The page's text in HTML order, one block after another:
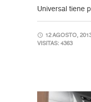
Universal tiene
12 AGOSTO,
VISITAS: 4363